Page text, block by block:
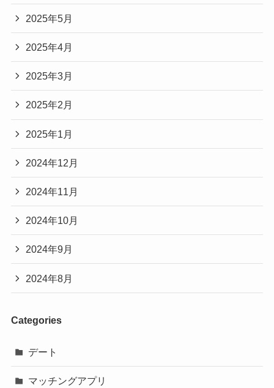
2025年5月
2025年4月
2025年3月
2025年2月
2025年1月
2024年12月
2024年11月
2024年10月
2024年9月
2024年8月
Categories
デート
マッチングアプリ